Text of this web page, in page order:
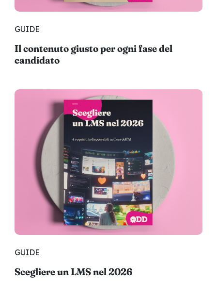
GUIDE
Il contenuto giusto per ogni fase del
candidato
GUIDE
Scegliere un LMS nel 2026